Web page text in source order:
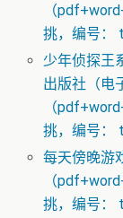
（
挑，编号：
少年侦探王
出版社（电
（
挑，编号：
每天傍晚游
（
挑，编号：